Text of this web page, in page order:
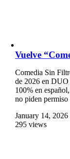
Vuelve
Comedia Sin
de 2026 en
100% en
no piden permiso
January 14, 2026
295 views